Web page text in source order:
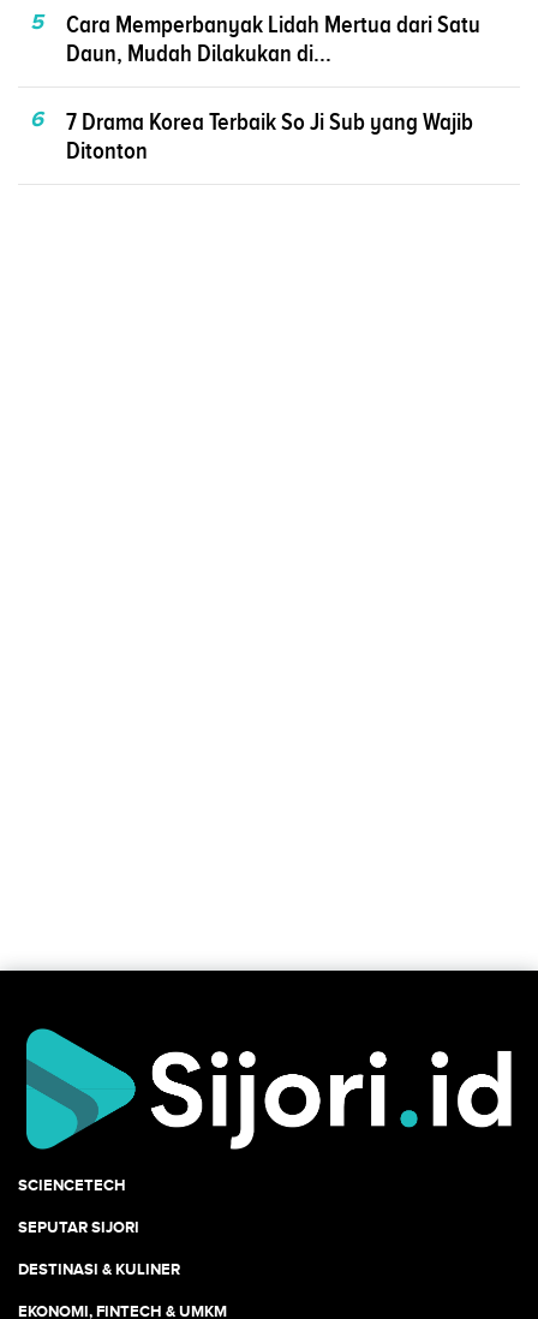
5
Cara Memperbanyak Lidah Mertua dari Satu
Daun, Mudah Dilakukan di...
6
7 Drama Korea Terbaik So Ji Sub yang Wajib
Ditonton
SCIENCETECH
SEPUTAR SIJORI
DESTINASI & KULINER
EKONOMI, FINTECH & UMKM